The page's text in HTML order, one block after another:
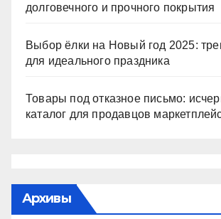
долговечного и прочного покрытия
Выбор ёлки на Новый год 2025:
для идеального праздника
Товары под отказное письмо:
каталог для продавцов
Архивы